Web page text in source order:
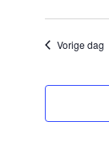
datum.
Vorige dag